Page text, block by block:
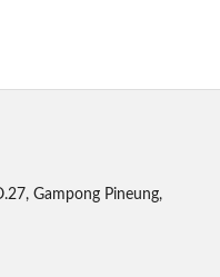
Gampong Pineung,